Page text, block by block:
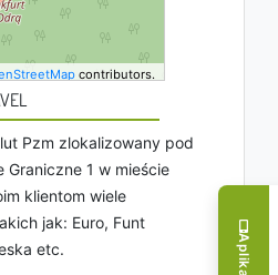
contributors.
Pzm zlokalizowany pod
Graniczne 1 w mieście
klientom wiele
jak: Euro, Funt
etc.